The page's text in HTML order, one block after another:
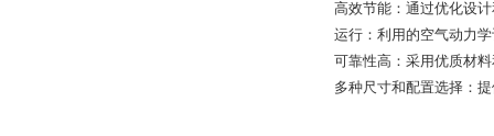
高效节能：通过优化设
运行：利用的空气动力
可靠性高：采用优质材
多种尺寸和配置选择：